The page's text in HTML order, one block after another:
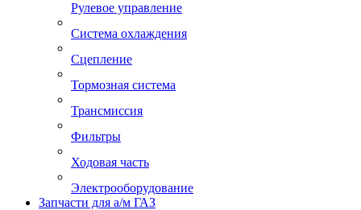
Рулевое управление
Система охлаждения
Сцепление
Тормозная система
Трансмиссия
Фильтры
Ходовая часть
Электрооборудование
Запчасти для а/м ГАЗ